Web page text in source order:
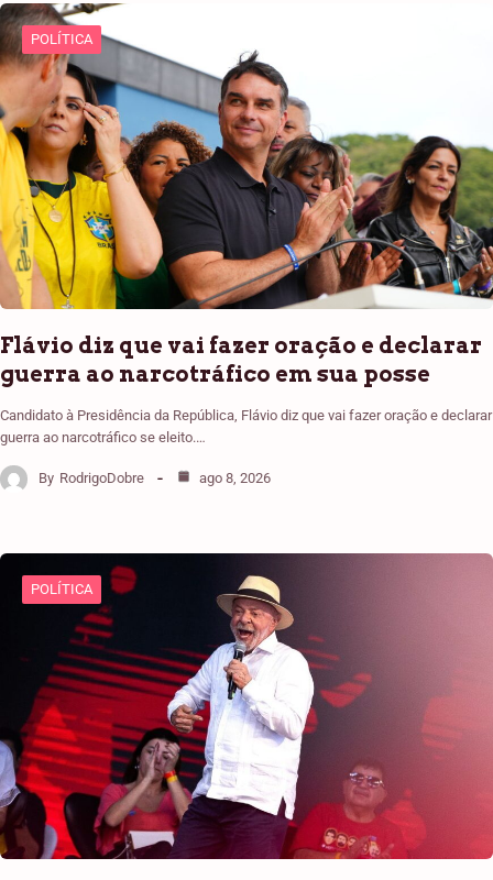
POLÍTICA
Flávio diz que vai fazer oração e declarar
guerra ao narcotráfico em sua posse
Candidato à Presidência da República, Flávio diz que vai fazer oração e declarar
guerra ao narcotráfico se eleito.…
By RodrigoDobre ago 8, 2026
POLÍTICA